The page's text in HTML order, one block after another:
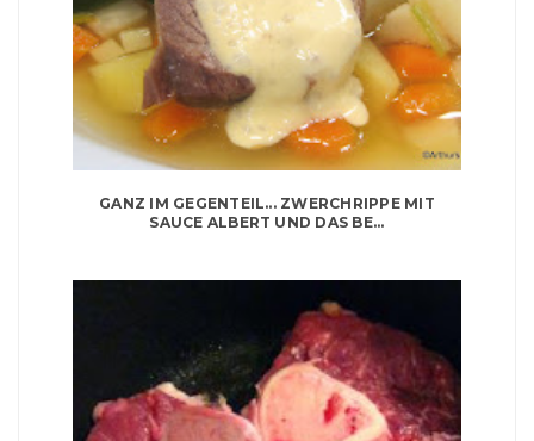
GANZ IM GEGENTEIL... ZWERCHRIPPE MIT
SAUCE ALBERT UND DAS BE...